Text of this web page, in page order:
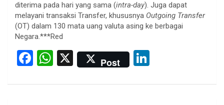
diterima pada hari yang sama (intra-day). Juga dapat
melayani transaksi Transfer, khususnya Outgoing Transfer
(OT) dalam 130 mata uang valuta asing ke berbagai
Negara.***Red
F
ce
W
at
X Post
ke